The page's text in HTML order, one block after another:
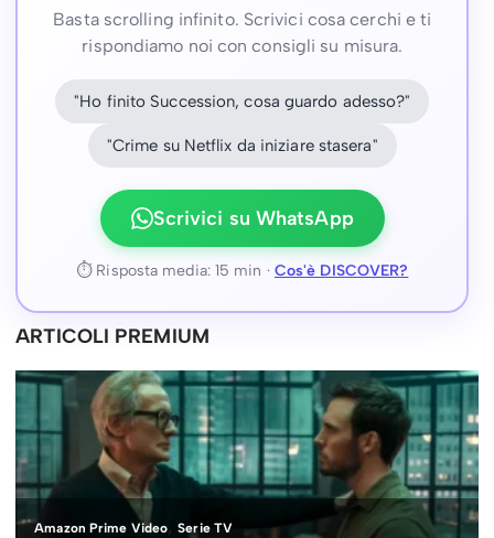
Basta scrolling infinito. Scrivici cosa cerchi e ti
rispondiamo noi con consigli su misura.
"Ho finito Succession, cosa guardo adesso?"
"Crime su Netflix da iniziare stasera"
Scrivici su WhatsApp
⏱ Risposta media: 15 min · Cos'è DISCOVER?
ARTICOLI PREMIUM